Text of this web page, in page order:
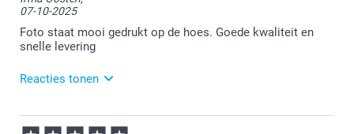
Graag tot ziens op onze site!
07-10-2025
Foto staat mooi gedrukt op de hoes. Goede kwaliteit en
snelle levering
Reacties tonen
08-10-2025